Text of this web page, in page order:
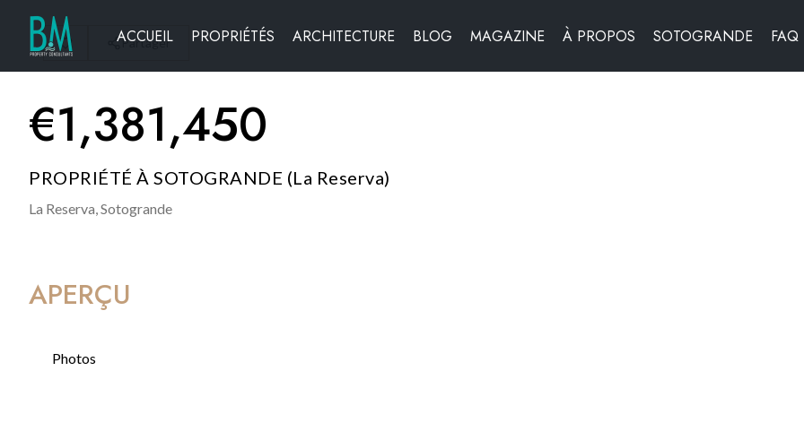
ACCUEIL PROPRIÉTÉS ARCHITECTURE BLOG MAGAZINE À PROPOS SOTOGRANDE FAQ
Partager
€1,381,450
PROPRIÉTÉ À SOTOGRANDE (La Reserva)
La Reserva,Sotogrande
APERÇU
Photos